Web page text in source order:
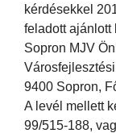
kérdésekkel
feladott ajánlott
Sopron MJV
9400 Sopron,
A levél mellett
99/515-188,